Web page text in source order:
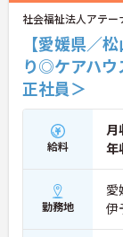
社会福祉法人アテ
【愛媛県／
り◎ケアハウ
正社員＞
給料
月
年
勤務地
愛
伊